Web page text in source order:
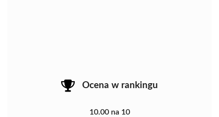
Ocena w rankingu
10.00 na 10